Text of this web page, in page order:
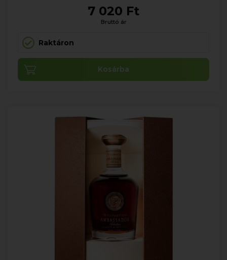
7 020 Ft
Bruttó ár
Raktáron
Kosárba